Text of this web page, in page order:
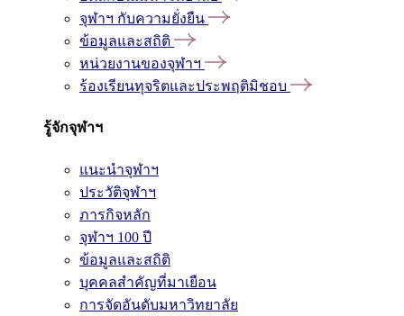
จุฬาฯ กับความยั่งยืน
ข้อมูลและสถิติ
หน่วยงานของจุฬาฯ
ร้องเรียนทุจริตและประพฤติมิชอบ
รู้จักจุฬาฯ
แนะนำจุฬาฯ
ประวัติจุฬาฯ
ภารกิจหลัก
จุฬาฯ 100 ปี
ข้อมูลและสถิติ
บุคคลสำคัญที่มาเยือน
การจัดอันดับมหาวิทยาลัย